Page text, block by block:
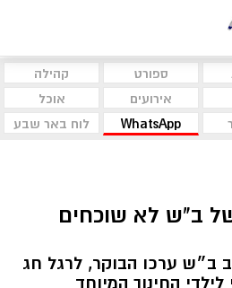
ספורט
קהילה
אירועים
אוכל
WhatsApp לוח באר שבע
ב"ש לא שוכחים
ב״ש ערכו הבוקר, לרגל חג
לילדי החינוך המיוחד